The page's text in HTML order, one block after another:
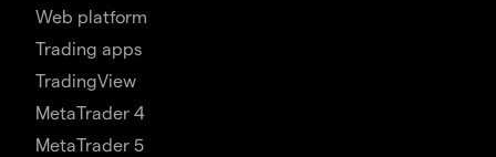
Web platform
Trading apps
TradingView
MetaTrader 4
MetaTrader 5